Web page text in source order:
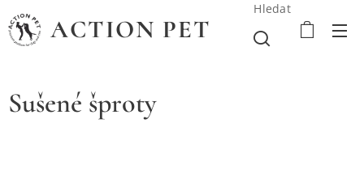
ACTION PET
Hledat
Sušené šproty